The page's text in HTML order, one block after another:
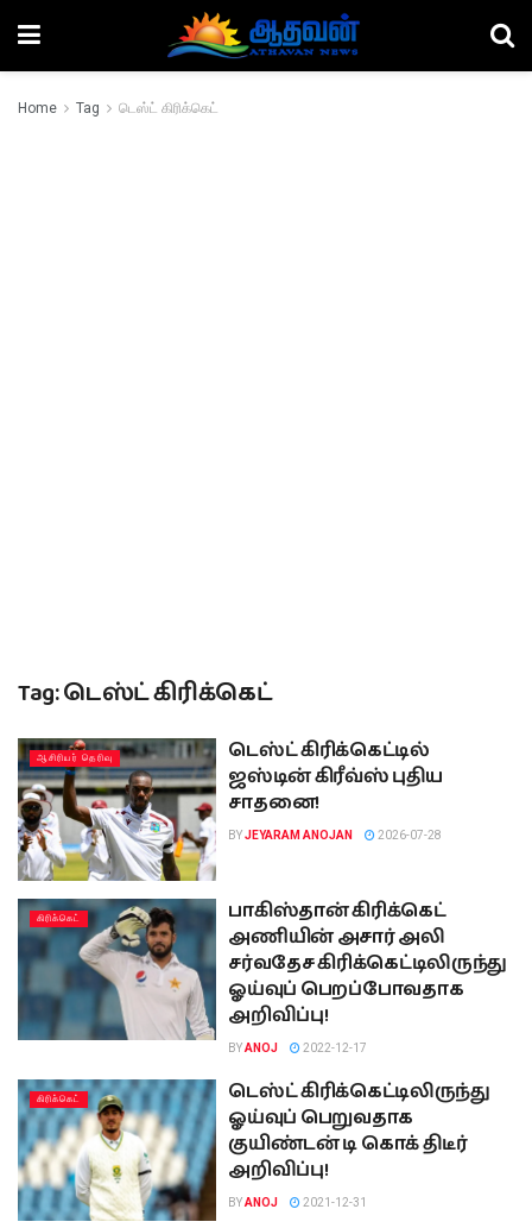
Home Tag டெஸ்ட் கிரிக்கெட்
Tag:டெஸ்ட் கிரிக்கெட்
ஆசிரியர் தெரிவு
டெஸ்ட் கிரிக்கெட்டில்
ஜஸ்டின் கிரீவ்ஸ் புதிய
சாதனை!
BYJEYARAM ANOJAN 2026-07-28
கிரிக்கெட்
பாகிஸ்தான் கிரிக்கெட்
அணியின் அசார் அலி
சர்வதேச கிரிக்கெட்டிலிருந்து
ஓய்வுப் பெறப்போவதாக
அறிவிப்பு!
BYANOJ 2022-12-17
கிரிக்கெட்
டெஸ்ட் கிரிக்கெட்டிலிருந்து
ஓய்வுப் பெறுவதாக
குயிண்டன் டி கொக் திடீர்
அறிவிப்பு!
BYANOJ 2021-12-31